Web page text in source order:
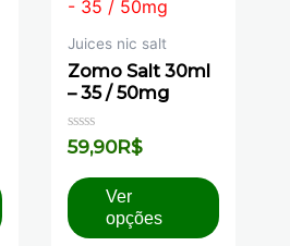
Juices nic salt
Zomo Salt 30ml
– 35 / 50mg
Avaliação
0
5
59,90R$
Ver
opções